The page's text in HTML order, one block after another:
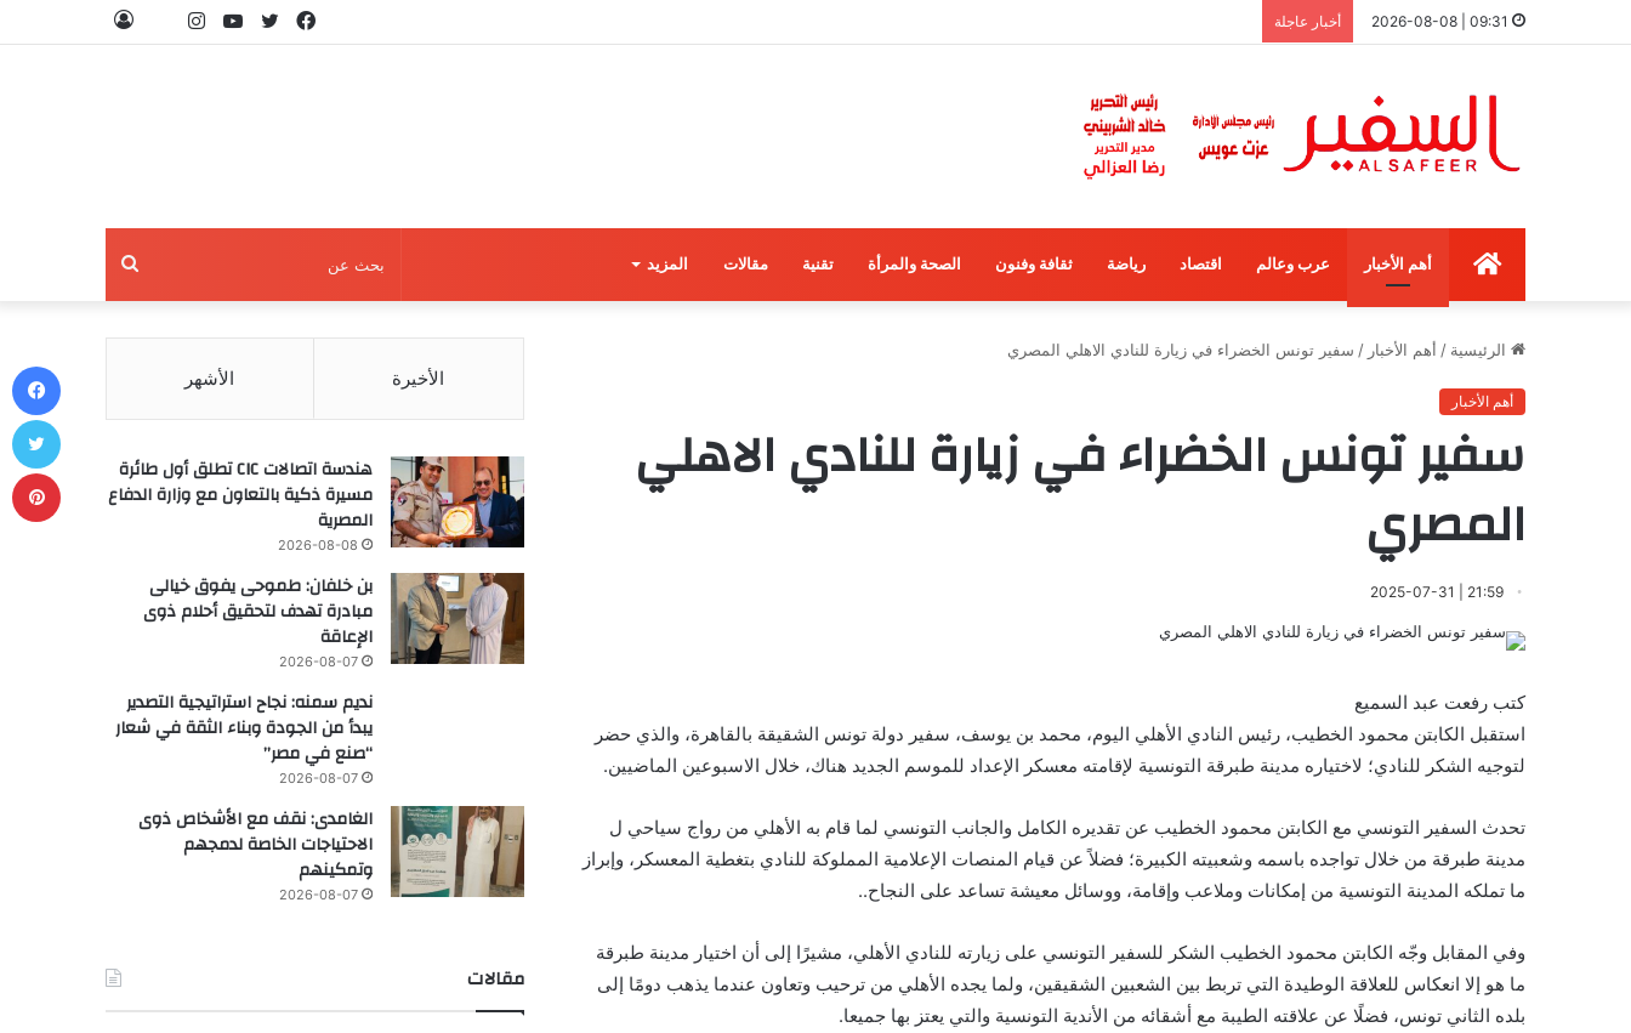
أخبار عاجلة threadsانستقرام يوتيوب تويتر
فيسبوك
الرئيسيةأهم الأخبار عرب وعالم اقتصاد رياضة ثقافة وفنون الصحة والمرأة تقنية مقالات المزيد
عن
الرئيسية / أهم الأخبار / سفير تونس الخضراء في زيارة للنادي الاهلي المصري
أهم الأخبار
سفير تونس الخضراء في زيارة للنادي الاهلي
المصري
كتب رفعت عبد السميع
استقبل الكابتن محمود الخطيب، رئيس النادي الأهلي اليوم، محمد بن يوسف، سفير دولة تونس الشقيقة بالقاهرة، والذي حضر
لتوجيه الشكر للنادي؛ لاختياره مدينة طبرقة التونسية لإقامته معسكر الإعداد للموسم الجديد هناك، خلال الاسبوعين الماضيين.
تحدث السفير التونسي مع الكابتن محمود الخطيب عن تقديره الكامل والجانب التونسي لما قام به الأهلي من رواج سياحي ل
مدينة طبرقة من خلال تواجده باسمه وشعبيته الكبيرة؛ فضلاً عن قيام المنصات الإعلامية المملوكة للنادي بتغطية المعسكر، وإبراز
ما تملكه المدينة التونسية من إمكانات وملاعب وإقامة، ووسائل معيشة تساعد على النجاح..
وفي المقابل وجّه الكابتن محمود الخطيب الشكر للسفير التونسي على زيارته للنادي الأهلي، مشيرًا إلى أن اختيار مدينة طبرقة
ما هو إلا انعكاس للعلاقة الوطيدة التي تربط بين الشعبين الشقيقين، ولما يجده الأهلي من ترحيب وتعاون عندما يذهب دومًا إلى
بلده الثاني تونس، فضلًا عن علاقته الطيبة مع أشقائه من الأندية التونسية والتي يعتز بها جميعا.
الأخيرة الأشهر
هندسة اتصالات CIC تطلق أول طائرة
مسيرة ذكية بالتعاون مع وزارة الدفاع
المصرية
2026-08-08
بن خلفان: طموحى يفوق خيالى
مبادرة تهدف لتحقيق أحلام ذوى
الإعاقة
2026-08-07
نديم سمنه: نجاح استراتيجية التصدير
يبدأ من الجودة وبناء الثقة في شعار
“صنع في مصر”
2026-08-07
الغامدى: نقف مع الأشخاص ذوى
الاحتياجات الخاصة لدمجهم
وتمكينهم
2026-08-07
مقالات